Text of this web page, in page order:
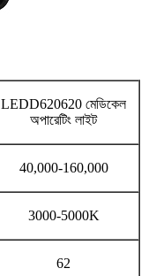
LEDD620620 মেডিকেল
অপারেটিং লাইট
40,000-160,000
3000-5000K
62